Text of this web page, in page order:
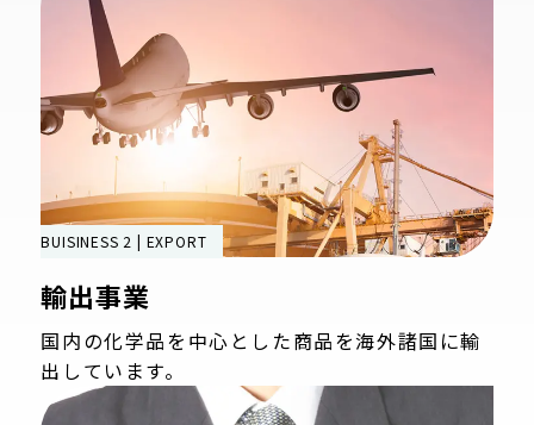
BUISINESS 2 | EXPORT
輸出事業
国内の化学品を中心とした商品を海外諸国に輸
出しています。